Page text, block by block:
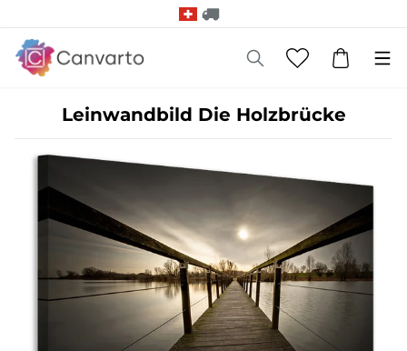
Leinwandbild Die Holzbrücke